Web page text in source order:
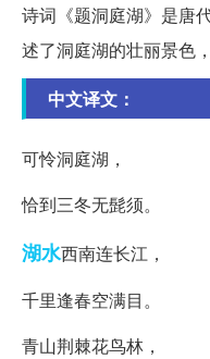
诗词《题洞庭湖》是唐
述了洞庭湖的壮丽景色
中文译文：
可怜洞庭湖，
恰到三冬无髭须。
湖水西南连长江，
千里逢春空满目。
青山荆棘花鸟林，